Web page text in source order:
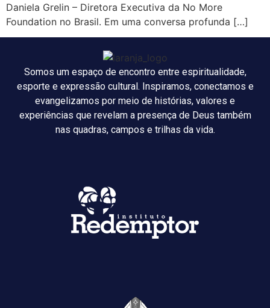
Daniela Grelin – Diretora Executiva da No More
Foundation no Brasil. Em uma conversa profunda […]
Somos um espaço de encontro entre espiritualidade,
esporte e expressão cultural. Inspiramos, conectamos e
evangelizamos por meio de histórias, valores e
experiências que revelam a presença de Deus também
nas quadras, campos e trilhas da vida.